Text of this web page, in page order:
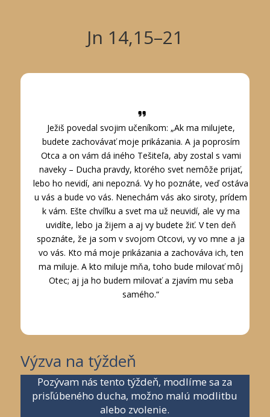
Jn 14,15–21
Ježiš povedal svojim učeníkom: „Ak ma milujete,
budete zachovávať moje prikázania. A ja poprosím
Otca a on vám dá iného Tešiteľa, aby zostal s vami
naveky – Ducha pravdy, ktorého svet nemôže prijať,
lebo ho nevidí, ani nepozná. Vy ho poznáte, veď ostáva
u vás a bude vo vás. Nenechám vás ako siroty, prídem
k vám. Ešte chvíľku a svet ma už neuvidí, ale vy ma
uvidíte, lebo ja žijem a aj vy budete žiť. V ten deň
spoznáte, že ja som v svojom Otcovi, vy vo mne a ja
vo vás. Kto má moje prikázania a zachováva ich, ten
ma miluje. A kto miluje mňa, toho bude milovať môj
Otec; aj ja ho budem milovať a zjavím mu seba
samého.“
Výzva na týždeň
Pozývam nás tento týždeň, modlíme sa za
prisľúbeného ducha, možno malú modlitbu
alebo zvolenie.